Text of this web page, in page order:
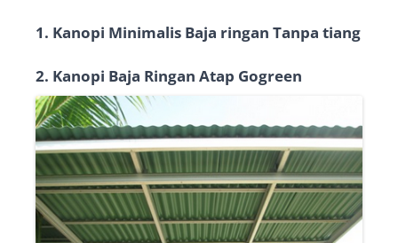
1. Kanopi Minimalis Baja ringan Tanpa tiang
2. Kanopi Baja Ringan Atap Gogreen